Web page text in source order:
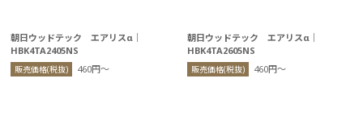
朝日ウッドテック エアリスα｜
HBK4TA2405NS
販売価格(税抜) 460円〜
朝日ウッドテック エアリスα｜
HBK4TA2605NS
販売価格(税抜) 460円〜